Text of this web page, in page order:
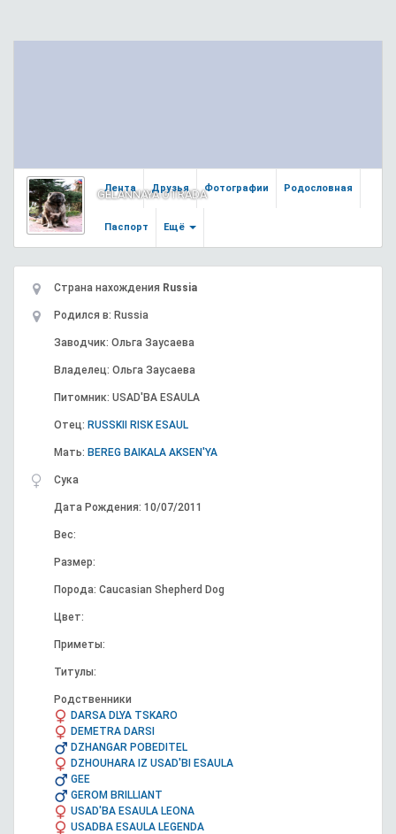
GELANNAYA OTRADA
Лента Друзья Фотографии Родословная
Паспорт Ещё
Страна нахождения Russia
Родился в: Russia
Заводчик: Ольга Заусаева
Владелец: Ольга Заусаева
Питомник: USAD'BA ESAULA
Отец: RUSSKII RISK ESAUL
Мать: BEREG BAIKALA AKSEN'YA
Сука
Дата Рождения: 10/07/2011
Вес:
Размер:
Порода: Caucasian Shepherd Dog
Цвет:
Приметы:
Титулы:
Родственники
DARSA DLYA TSKARO
DEMETRA DARSI
DZHANGAR POBEDITEL
DZHOUHARA IZ USAD'BI ESAULA
GEE
GEROM BRILLIANT
USAD'BA ESAULA LEONA
USADBA ESAULA LEGENDA